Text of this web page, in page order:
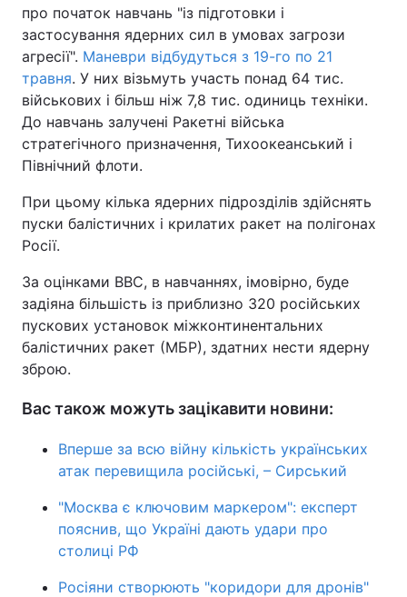
про початок навчань "із підготовки і
застосування ядерних сил в умовах загрози
агресії". Маневри відбудуться з 19-го по 21
травня. У них візьмуть участь понад 64 тис.
військових і більш ніж 7,8 тис. одиниць техніки.
До навчань залучені Ракетні війська
стратегічного призначення, Тихоокеанський і
Північний флоти.
При цьому кілька ядерних підрозділів здійснять
пуски балістичних і крилатих ракет на полігонах
Росії.
За оцінками BBC, в навчаннях, імовірно, буде
задіяна більшість із приблизно 320 російських
пускових установок міжконтинентальних
балістичних ракет (МБР), здатних нести ядерну
зброю.
Вас також можуть зацікавити новини:
Вперше за всю війну кількість українських
атак перевищила російські, – Сирський
"Москва є ключовим маркером": експерт
пояснив, що Україні дають удари про
столиці РФ
Росіяни створюють "коридори для дронів"